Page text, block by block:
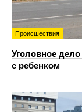
Происшествия
Уголовное
с ребенком